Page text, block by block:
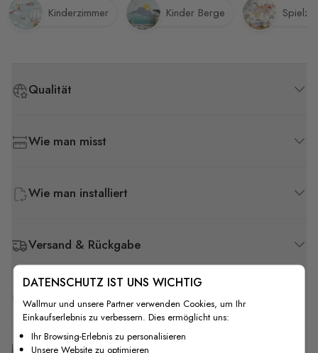
Qualität
Wie man misst
Wie man installiert
Versand & Rückgabe
F.A.Q
Kostenlose Anpassung
Kinderzimmer Kinder Berge
DATENSCHUTZ IST UNS WICHTIG
Wallmur und unsere Partner verwenden Cookies, um Ihr
Einkaufserlebnis zu verbessern. Dies ermöglicht uns:
Ihr Browsing-Erlebnis zu personalisieren
Unsere Website zu optimieren